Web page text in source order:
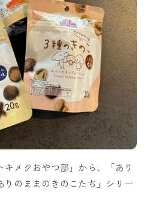
メクおやつ部」から、「あり
りのままのきのこたち」シリー